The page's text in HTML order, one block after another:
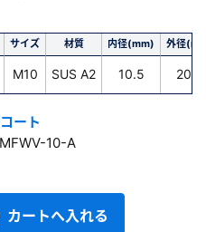
サイズ 材質 内径(mm) 外径
M10 SUS A2 10.5 20.0
ート
10-A
カートへ入れる